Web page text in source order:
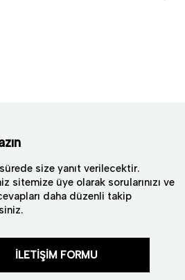
sürede size yanıt verilecektir.
sitemize üye olarak sorularınızı ve
daha düzenli takip
İLETİŞİM FORMU